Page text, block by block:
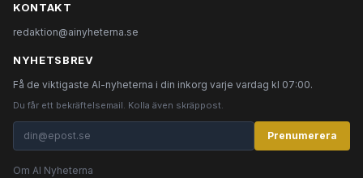
KONTAKT
redaktion@ainyheterna.se
NYHETSBREV
Få de viktigaste AI-nyheterna i din inkorg varje vardag kl 07:00.
Du får ett bekräftelsemail. Kolla även skräppost.
Prenumerera
Om AI Nyheterna